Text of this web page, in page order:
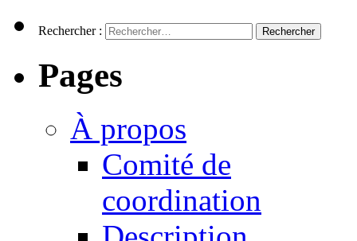
Rechercher :
Pages
À propos
Comité de
coordination